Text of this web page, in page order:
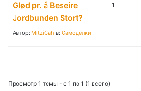
Glød pr. å Beseire
Jordbunden Stort?
Автор: MitziCah в: Самоделки
1
Просмотр 1 темы - с 1 по 1 (1 всего)